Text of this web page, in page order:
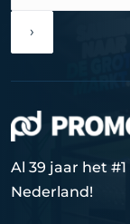
›
Al 39 jaar het
Nederland!